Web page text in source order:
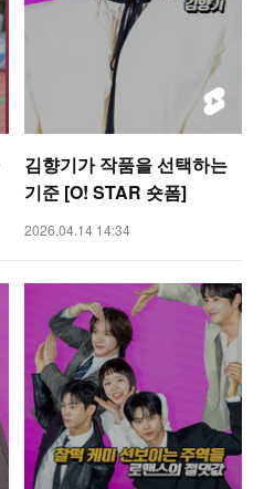
김향기가 작품을 선택하는
기준 [O! STAR 숏폼]
2026.04.14 14:34